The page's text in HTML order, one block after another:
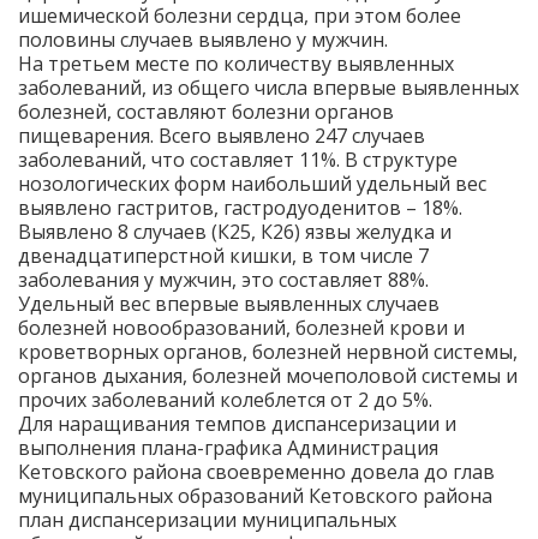
ишемической болезни сердца, при этом более
половины случаев выявлено у мужчин.
На третьем месте по количеству выявленных
заболеваний, из общего числа впервые выявленных
болезней, составляют болезни органов
пищеварения. Всего выявлено 247 случаев
заболеваний, что составляет 11%. В структуре
нозологических форм наибольший удельный вес
выявлено гастритов, гастродуоденитов – 18%.
Выявлено 8 случаев (К25, К26) язвы желудка и
двенадцатиперстной кишки, в том числе 7
заболевания у мужчин, это составляет 88%.
Удельный вес впервые выявленных случаев
болезней новообразований, болезней крови и
кроветворных органов, болезней нервной системы,
органов дыхания, болезней мочеполовой системы и
прочих заболеваний колеблется от 2 до 5%.
Для наращивания темпов диспансеризации и
выполнения плана-графика Администрация
Кетовского района своевременно довела до глав
муниципальных образований Кетовского района
план диспансеризации муниципальных